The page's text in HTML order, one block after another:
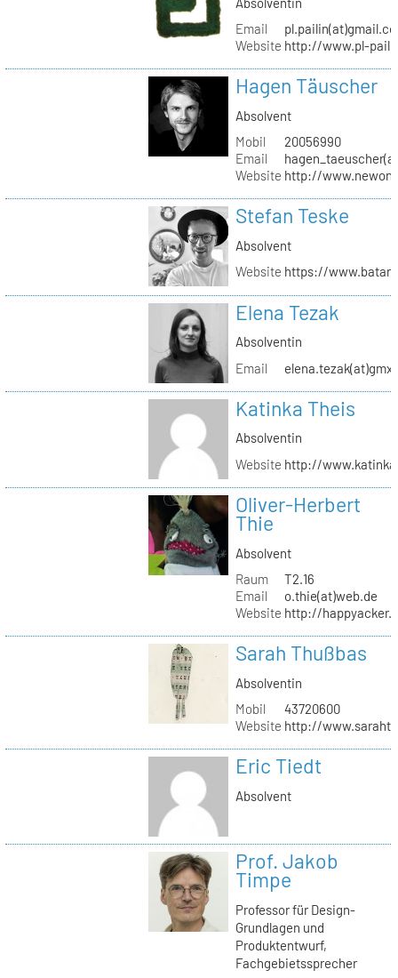
Email
Website http://www.pl-
Hagen Täuscher
Absolvent
Mobil
20056990
Email
Website http://
Stefan Teske
Absolvent
Website https://
Elena Tezak
Absolventin
Email
Katinka Theis
Absolventin
Website http://
Oliver-Herbert
Thie
Absolvent
Raum
T2.16
Email
o.thie(at)web.de
Website http://
Sarah Thußbas
Absolventin
Mobil
43720600
Website http://
Eric Tiedt
Absolvent
Prof. Jakob
Timpe
Professor für Design-
Grundlagen und
Produktentwurf,
Fachgebietssprecher